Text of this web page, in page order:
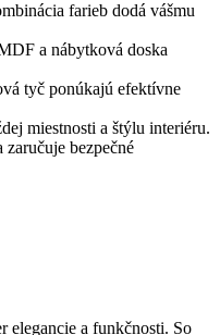
farieb dodá vášmu
a nábytková doska
tyč ponúkajú efektívne
miestnosti a štýlu interiéru.
zaručuje bezpečné
elegancie a funkčnosti. So